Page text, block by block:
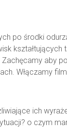
po środki
aby
Włączamy
ich
o czym